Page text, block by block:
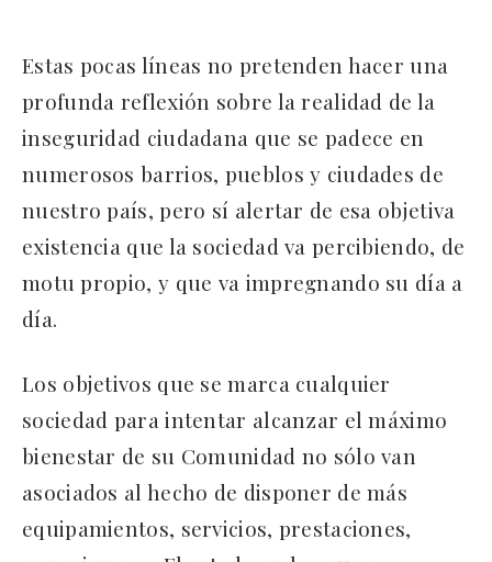
Estas pocas líneas no pretenden hacer una
profunda reflexión sobre la realidad de la
inseguridad ciudadana que se padece en
numerosos barrios, pueblos y ciudades de
nuestro país, pero sí alertar de esa objetiva
existencia que la sociedad va percibiendo, de
motu propio, y que va impregnando su día a
día.
Los objetivos que se marca cualquier
sociedad para intentar alcanzar el máximo
bienestar de su Comunidad no sólo van
asociados al hecho de disponer de más
equipamientos, servicios, prestaciones,